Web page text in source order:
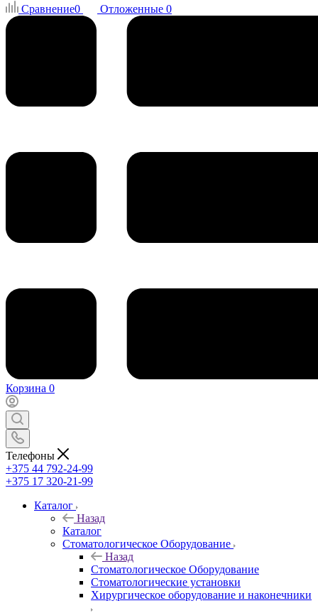
Сравнение0 Отложенные 0
Корзина 0
Телефоны
+375 44 792-24-99
+375 17 320-21-99
Каталог
Назад
Каталог
Стоматологическое Оборудование
Назад
Стоматологическое Оборудование
Стоматологические установки
Хирургическое оборудование и наконечники